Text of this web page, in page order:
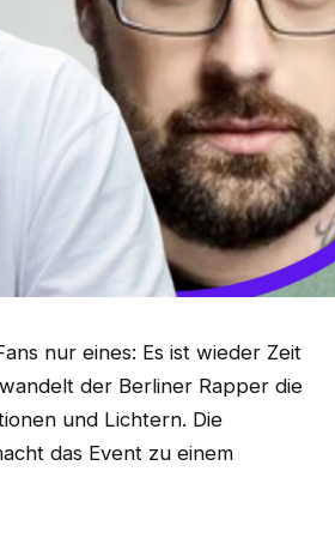
nur eines: Es ist wieder Zeit
der Berliner Rapper die
und Lichtern. Die
das Event zu einem